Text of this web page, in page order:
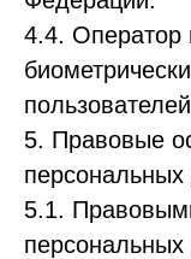
4.4. Оператор
5. Правовые
5.1.